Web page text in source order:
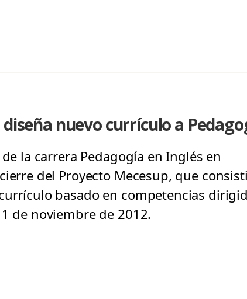
nuevo currículo a
la carrera Pedagogía en Inglés en
del Proyecto Mecesup, que
basado en competencias
de noviembre de 2012.